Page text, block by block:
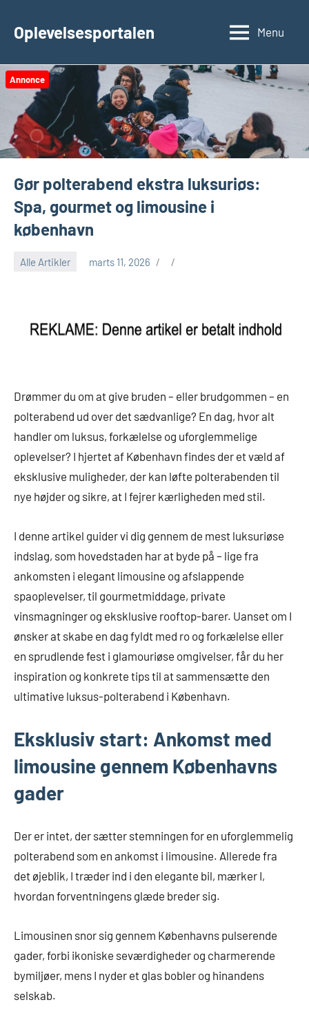
Oplevelsesportalen Menu
Annonce
Gør polterabend ekstra luksuriøs:
Spa, gourmet og limousine i
københavn
Alle Artikler marts 11, 2026
Drømmer du om at give bruden – eller brudgommen – en
polterabend ud over det sædvanlige? En dag, hvor alt
handler om luksus, forkælelse og uforglemmelige
oplevelser? I hjertet af København findes der et væld af
eksklusive muligheder, der kan løfte polterabenden til
nye højder og sikre, at I fejrer kærligheden med stil.
I denne artikel guider vi dig gennem de mest luksuriøse
indslag, som hovedstaden har at byde på – lige fra
ankomsten i elegant limousine og afslappende
spaoplevelser, til gourmetmiddage, private
vinsmagninger og eksklusive rooftop-barer. Uanset om I
ønsker at skabe en dag fyldt med ro og forkælelse eller
en sprudlende fest i glamouriøse omgivelser, får du her
inspiration og konkrete tips til at sammensætte den
ultimative luksus-polterabend i København.
Eksklusiv start: Ankomst med
limousine gennem Københavns
gader
Der er intet, der sætter stemningen for en uforglemmelig
polterabend som en ankomst i limousine. Allerede fra
det øjeblik, I træder ind i den elegante bil, mærker I,
hvordan forventningens glæde breder sig.
Limousinen snor sig gennem Københavns pulserende
gader, forbi ikoniske seværdigheder og charmerende
bymiljøer, mens I nyder et glas bobler og hinandens
selskab.